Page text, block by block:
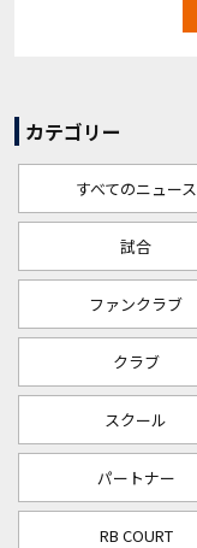
カテゴリー
すべてのニュース
試合
ファンクラブ
クラブ
スクール
パートナー
RB COURT